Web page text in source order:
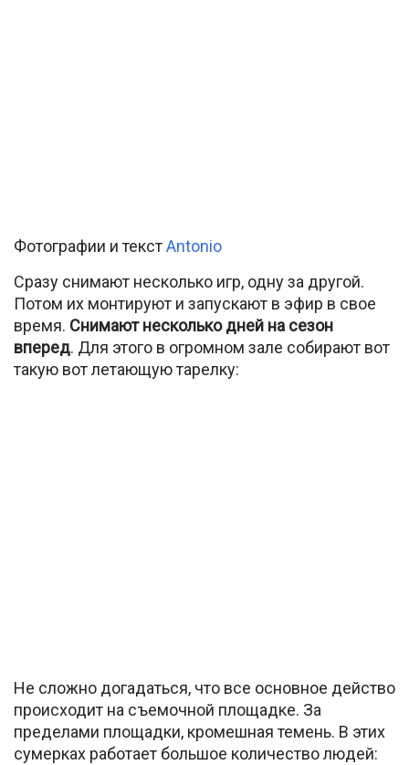
Фотографии и текстAntonio
Сразу снимают несколько игр, одну за другой.
Потом их монтируют и запускают в эфир в свое
время. Снимают несколько дней на сезон
вперед. Для этого в огромном зале собирают вот
такую вот летающую тарелку:
Не сложно догадаться, что все основное действо
происходит на съемочной площадке. За
пределами площадки, кромешная темень. В этих
сумерках работает большое количество людей: